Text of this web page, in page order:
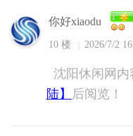
你好xiaodu
10 楼 2026/7/2
沈阳休闲网内
陆】
后阅览！